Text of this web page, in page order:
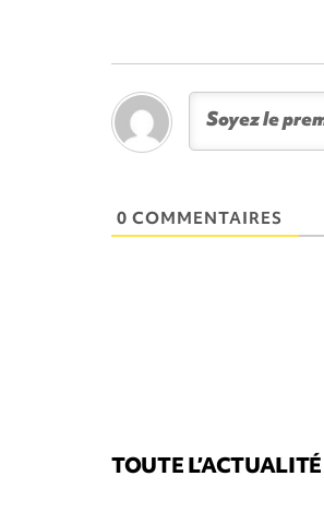
0 COMMENTAIRES
TOUTE L’ACTUALITÉ